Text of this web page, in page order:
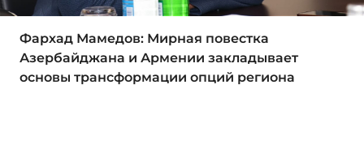
Фархад Мамедов: Мирная повестка
Азербайджана и Армении закладывает
основы трансформации опций региона